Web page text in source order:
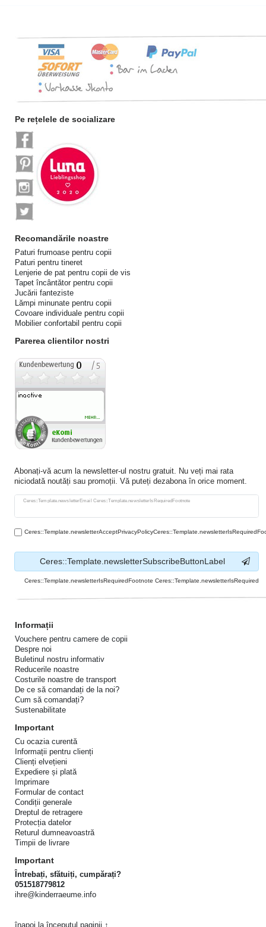
Pe rețelele de socializare
Recomandările noastre
Paturi frumoase pentru copii
Paturi pentru tineret
Lenjerie de pat pentru copii de vis
Tapet încântător pentru copii
Jucării fanteziste
Lămpi minunate pentru copii
Covoare individuale pentru copii
Mobilier confortabil pentru copii
Parerea clientilor nostri
Abonați-vă acum la newsletter-ul nostru gratuit. Nu veți mai rata
niciodată noutăți sau promoții. Vă puteți dezabona în orice moment.
Ceres::Template.newsletterEmail Ceres::Template.newsletterIsRequiredFootnote
Ceres::Template.newsletterHoneypotLabel
Ceres::Template.newsletterSubscribeButtonLabel
Ceres::Template.newsletterIsRequiredFootnote Ceres::Template.newsletterIsRequired
Informații
Vouchere pentru camere de copii
Despre noi
Buletinul nostru informativ
Reducerile noastre
Costurile noastre de transport
De ce să comandați de la noi?
Cum să comandați?
Sustenabilitate
Important
Cu ocazia curentă
Informații pentru clienți
Clienți elvețieni
Expediere și plată
Imprimare
Formular de contact
Condiții generale
Dreptul de retragere
Protecția datelor
Returul dumneavoastră
Timpii de livrare
Important
Întrebați, sfătuiți, cumpărați?
051518779812
ihre@kinderraeume.info
înapoi la începutul paginii ↑